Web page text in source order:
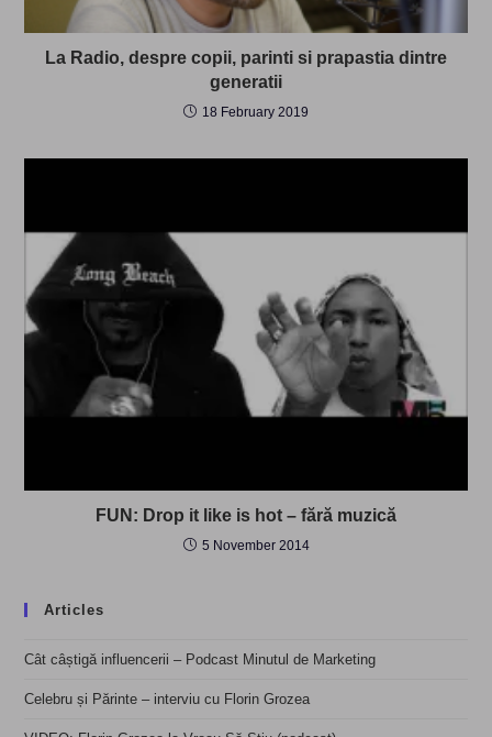
La Radio, despre copii, parinti si prapastia dintre
generatii
18 February 2019
FUN: Drop it like is hot – fără muzică
5 November 2014
Articles
Cât câștigă influencerii – Podcast Minutul de Marketing
Celebru și Părinte – interviu cu Florin Grozea